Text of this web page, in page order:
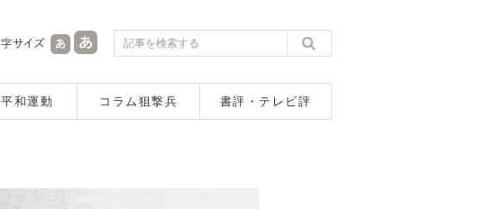
平和運動 コラム狙撃兵 書評・テレビ評